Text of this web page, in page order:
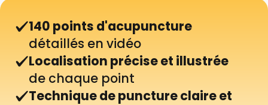
140 points d'acupuncture
détaillés en vidéo
Localisation précise et illustrée
de chaque point
Technique de puncture claire et